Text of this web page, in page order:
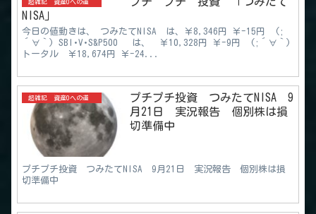
超雑記 資産0への道
NISA」
今日の値動きは、 つみたてNISA は、￥8,346円 ￥-15円 (;
´∀｀) SBI･V･S&P500 は、 ￥10,328円 ￥-9円 (;´∀｀)
トータル ￥18,674円 ￥-24...
超雑記 資産0への道
プチプチ投資 つみたてNISA 9
月21日 実況報告 個別株は損
切準備中
プチプチ投資 つみたてNISA 9月21日 実況報告 個別株は損
切準備中